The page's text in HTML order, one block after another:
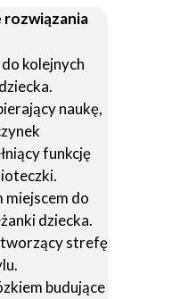
kolejnych
naukę,
funkcję
miejscem do
dziecka.
strefę
budujące